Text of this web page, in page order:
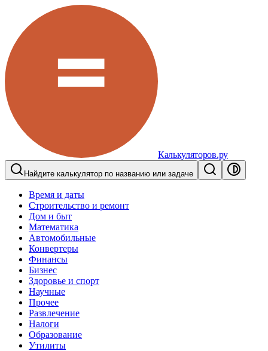
Калькуляторов.ру
Найдите калькулятор по названию или задаче
Время и даты
Строительство и ремонт
Дом и быт
Математика
Автомобильные
Конвертеры
Финансы
Бизнес
Здоровье и спорт
Научные
Прочее
Развлечение
Налоги
Образование
Утилиты